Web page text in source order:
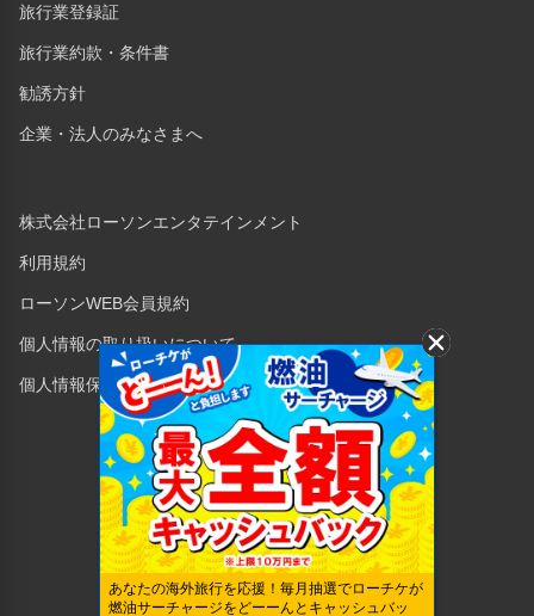
旅行業登録証
旅行業約款・条件書
勧誘方針
企業・法人のみなさまへ
株式会社ローソンエンタテインメント
利用規約
ローソンWEB会員規約
個人情報の取り扱いについて
個人情報保護方針
Copyright © 1998 Lawson Entertainment, Inc.
あなたの海外旅行を応援！毎月抽選でローチケが
燃油サーチャージをどーーんとキャッシュバッ